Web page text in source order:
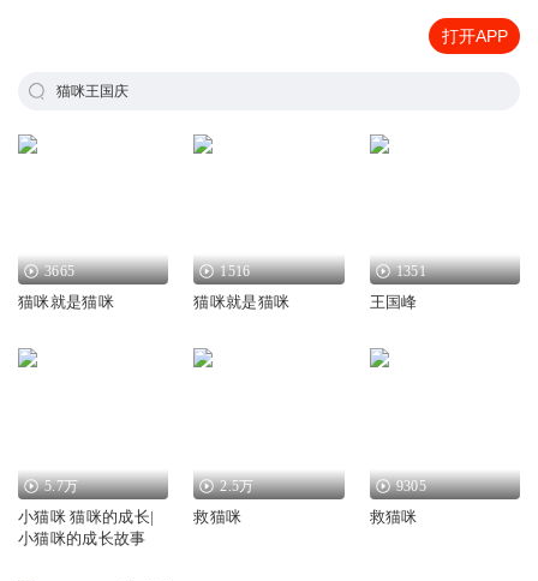
打开APP
猫咪王国庆
3665
猫咪就是猫咪
1516
猫咪就是猫咪
1351
王国峰
5.7万
小猫咪 猫咪的成长|
小猫咪的成长故事
2.5万
救猫咪
9305
救猫咪